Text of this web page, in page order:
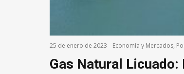
25 de enero de 2023 - Economía y Mercados,
Gas Natural